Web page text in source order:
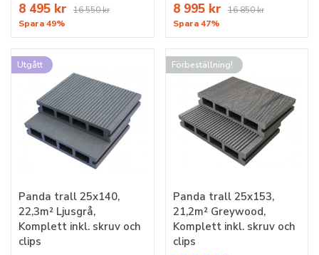
8 495 kr
16 550 kr
Spara 49%
8 995 kr 16 850 kr
Spara 47%
Utgått
Panda trall 25x140,
22,3m² Ljusgrå,
Komplett inkl. skruv och
clips
Förbeställning!
Panda trall 25x153,
21,2m² Greywood,
Komplett inkl. skruv och
clips